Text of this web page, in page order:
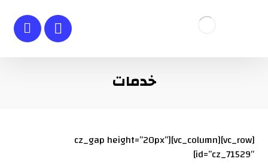
خدمات
[vc_row][vc_column][cz_gap height=”20px”
id=”cz_71529″]